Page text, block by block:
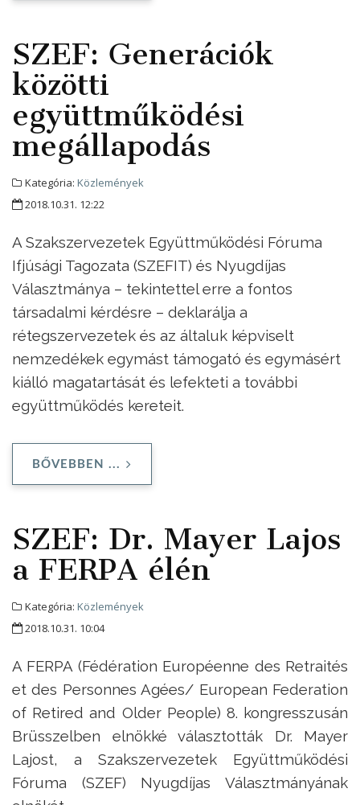
SZEF: Generációk
közötti
együttműködési
megállapodás
Kategória: Közlemények
2018.10.31. 12:22
A Szakszervezetek Együttműködési Fóruma
Ifjúsági Tagozata (SZEFIT) és Nyugdíjas
Választmánya – tekintettel erre a fontos
társadalmi kérdésre – deklarálja a
rétegszervezetek és az általuk képviselt
nemzedékek egymást támogató és egymásért
kiálló magatartását és lefekteti a további
együttműködés kereteit.
BŐVEBBEN ...
SZEF: Dr. Mayer Lajos
a FERPA élén
Kategória: Közlemények
2018.10.31. 10:04
A FERPA (Fédération Européenne des Retraités
et des Personnes Agées/ European Federation
of Retired and Older People) 8. kongresszusán
Brüsszelben elnökké választották Dr. Mayer
Lajost, a Szakszervezetek Együttműködési
Fóruma (SZEF) Nyugdíjas Választmányának